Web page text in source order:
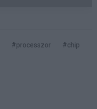
#processzor
#chip